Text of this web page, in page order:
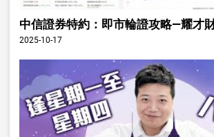
中信證券特約：即市輪證攻略—耀才
2025-10-17